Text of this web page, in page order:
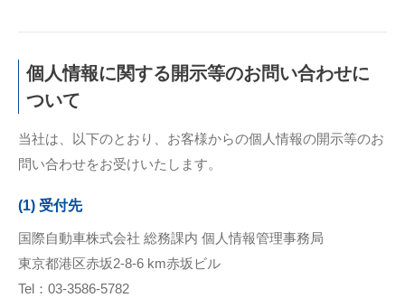
個人情報に関する開示等のお問い合わせに
ついて
当社は、以下のとおり、お客様からの個人情報の開示等のお
問い合わせをお受けいたします。
(1) 受付先
国際自動車株式会社 総務課内 個人情報管理事務局
東京都港区赤坂2-8-6 km赤坂ビル
Tel：03-3586-5782